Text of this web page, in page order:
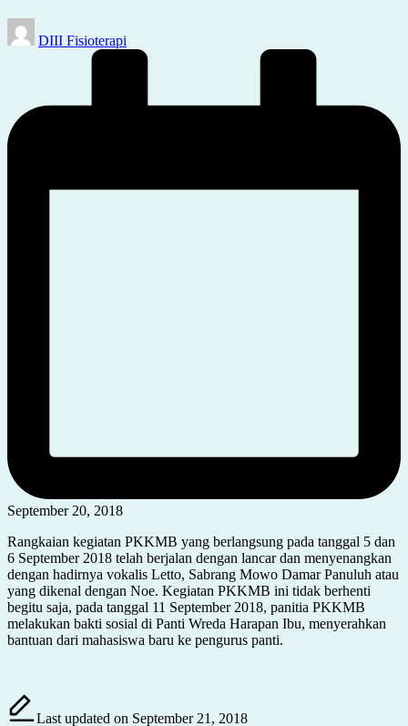
Posted
by
DIII Fisioterapi
September 20, 2018
Rangkaian kegiatan PKKMB yang berlangsung pada tanggal 5 dan
6 September 2018 telah berjalan dengan lancar dan menyenangkan
dengan hadirnya vokalis Letto, Sabrang Mowo Damar Panuluh atau
yang dikenal dengan Noe. Kegiatan PKKMB ini tidak berhenti
begitu saja, pada tanggal 11 September 2018, panitia PKKMB
melakukan bakti sosial di Panti Wreda Harapan Ibu, menyerahkan
bantuan dari mahasiswa baru ke pengurus panti.
Last updated on September 21, 2018